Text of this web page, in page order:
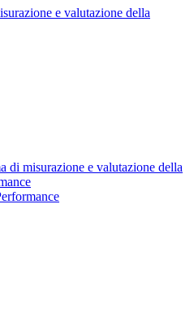
e valutazione della
di misurazione e valutazione della